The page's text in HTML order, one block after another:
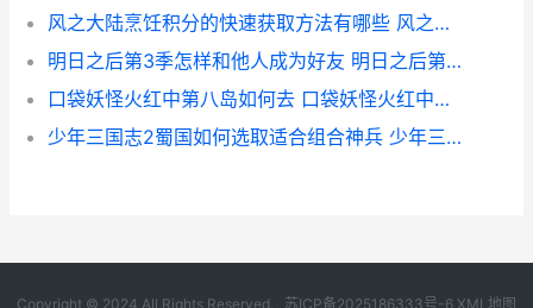
风之大陆烹饪积分的快速获取方法有哪些 风之大陆怎么做食物
明日之后第3季怎样和他人成为好友 明日之后第3季免费观看
口袋妖怪火红中第八岛如何去 口袋妖怪火红中文版rom
少年三国志2蜀国如何选取适合组合神兵 少年三国志2蜀主八剑宝箱位置
Copyright © 2024 All Rights Reserved. 苏ICP备2025186333号-6 XML地图